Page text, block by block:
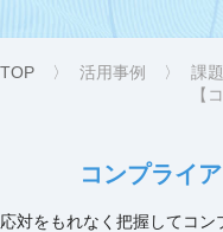
TOP 活用事例
課
【
コンプライ
応対をもれなく把握してコン